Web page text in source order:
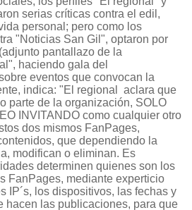
serias críticas contra el edil,
personal; pero como los
"Noticias San Gil", optaron por
pantallazo de la
haciendo gala del
eventos que convocan la
indica: "El regional aclara que
parte de la organización, SOLO
INVITANDO como cualquier otro
dos mismos FanPages,
que dependiendo la
modifican o eliminan. Es
determinen quienes son los
FanPages, mediante experticio
IP´s, los dispositivos, las fechas y
hacen las publicaciones, para que